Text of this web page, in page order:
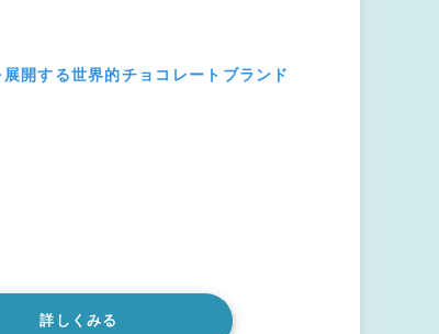
開する世界的チョコレートブランド
詳しくみる